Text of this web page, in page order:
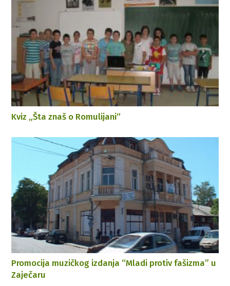
Kviz „Šta znaš o Romulijani“
Promocija muzičkog izdanja “Mladi protiv fašizma” u
Zaječaru